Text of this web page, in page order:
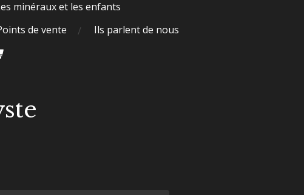
minéraux et les enfants
de vente
Ils parlent de nous